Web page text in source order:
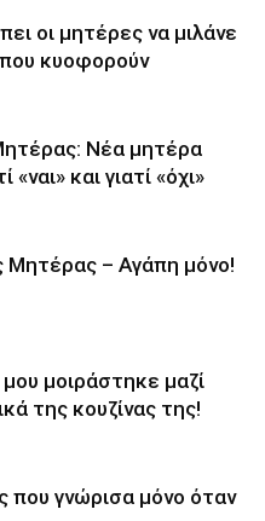
οι μητέρες να μιλάνε
κυοφορούν
Νέα μητέρα
«ναι» και γιατί «όχι»
Μητέρας – Αγάπη μόνο!
μοιράστηκε μαζί
της κουζίνας της!
που γνώρισα μόνο όταν